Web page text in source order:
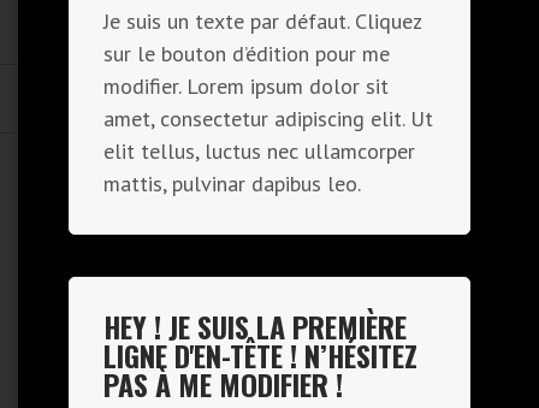
Je suis un texte par défaut. Cliquez
sur le bouton d’édition pour me
modifier. Lorem ipsum dolor sit
amet, consectetur adipiscing elit. Ut
elit tellus, luctus nec ullamcorper
mattis, pulvinar dapibus leo.
HEY ! JE SUIS LA PREMIÈRE
LIGNE D'EN-TÊTE ! N’HÉSITEZ
PAS À ME MODIFIER !